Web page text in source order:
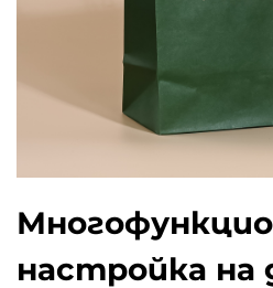
настройка на